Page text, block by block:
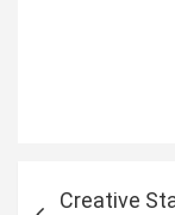
Creative